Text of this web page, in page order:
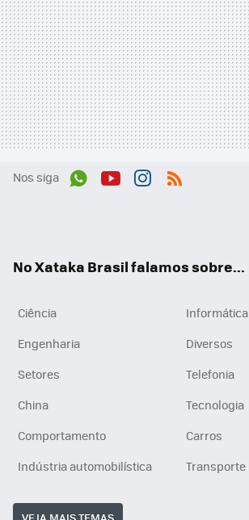
Nos siga
No Xataka Brasil falamos sobre...
Ciência
Informática
Engenharia
Diversos
Setores
Telefonia
China
Tecnologia
Comportamento
Carros
Indústria automobilística
Transporte